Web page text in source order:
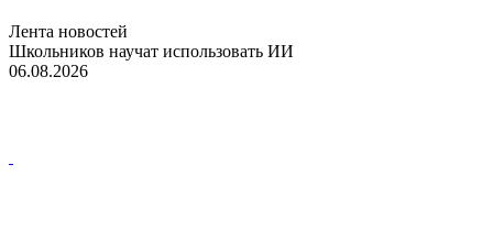
Лента новостей
Школьников научат использовать ИИ
06.08.2026